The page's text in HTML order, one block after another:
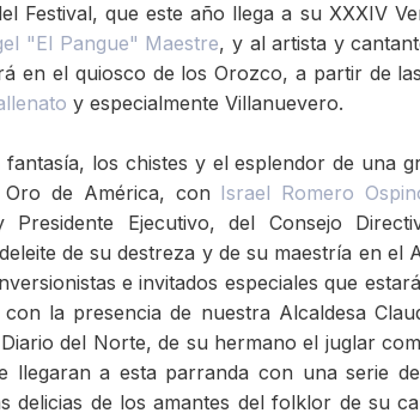
Festival, que este año llega a su XXXIV
"El Pangue" Maestre, y al artista y
en el quiosco de los Orozco, a partir de
y especialmente Villanuevero.
los chistes y el esplendor de una
de América, con Israel Romero
Ejecutivo, del Consejo
de su destreza y de su maestría en el
e invitados especiales que
la presencia de nuestra Alcaldesa
del Norte, de su hermano el juglar
llegaran a esta parranda con una serie
delicias de los amantes del folklor de su